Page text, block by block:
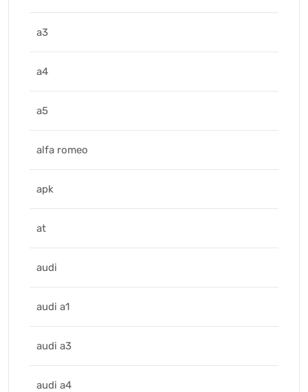
a3
a4
a5
alfa romeo
apk
at
audi
audi a1
audi a3
audi a4